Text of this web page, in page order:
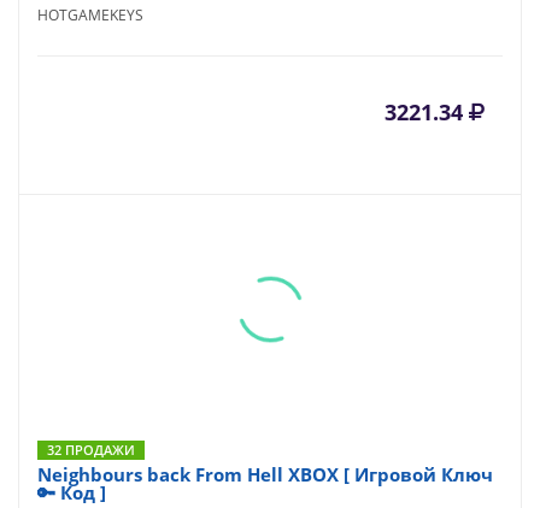
HOTGAMEKEYS
3221.34
32 ПРОДАЖИ
Neighbours back From Hell XBOX [ Игровой Ключ
🔑 Код ]